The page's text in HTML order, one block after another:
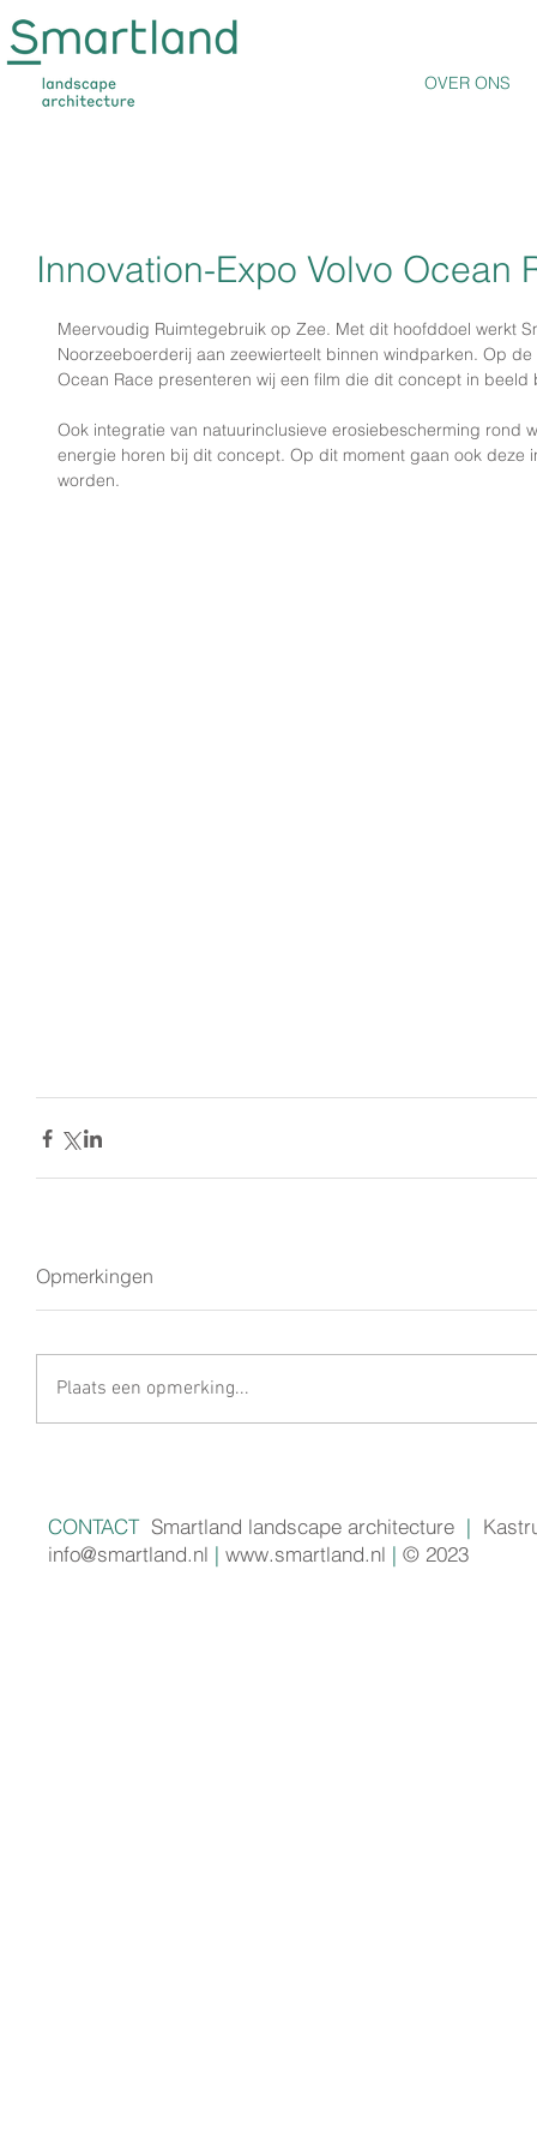
OVER ONS
Innovation-Expo Volvo Ocean
Meervoudig Ruimtegebruik op Zee. Met dit hoofddoel werkt
Noorzeeboerderij aan zeewierteelt binnen windparken. Op
Ocean Race presenteren wij een film die dit concept in beeld
Ook integratie van natuurinclusieve erosiebescherming rond
energie horen bij dit concept. Op dit moment gaan ook deze
worden.
Opmerkingen
Plaats een opmerking...
CONTACTSmartland landscape architecture |
info@smartland.nl | www.smartland.nl | © 2023